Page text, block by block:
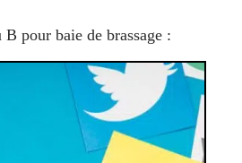
pour baie de brassage :